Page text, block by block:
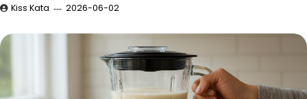
Kiss Kata 2026-06-02